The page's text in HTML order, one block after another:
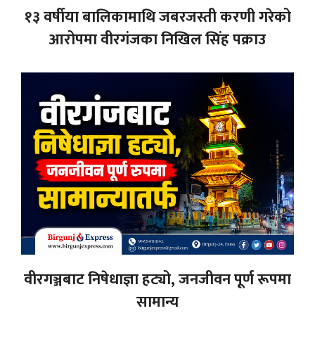
१३ वर्षीया बालिकामाथि जबरजस्ती करणी गरेको
आरोपमा वीरगंजका निखिल सिंह पक्राउ
वीरगञ्जबाट निषेधाज्ञा हट्यो, जनजीवन पूर्ण रूपमा
सामान्य